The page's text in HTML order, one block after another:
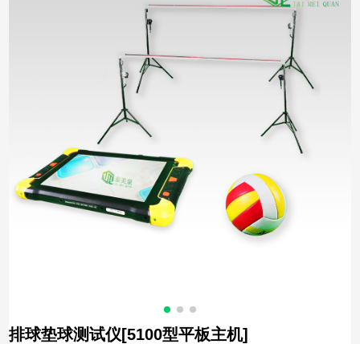
排球垫球测试仪[5100型平板主机]